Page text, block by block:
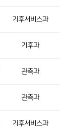
기후서비스과
기후과
관측과
관측과
기후서비스과